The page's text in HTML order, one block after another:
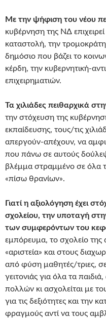
Με την ψήφιση του νέου
κυβέρνηση της ΝΔ
καταστολή, την
δημόσιο που βάζει το
κέρδη, την κυβερνητική-
επιχειρηματιών.
Τα χιλιάδες πειθαρχικά
την στόχευση της
εκπαίδευσης, τους/τις
απεργούν-απέχουν, να
που πάνω σε αυτούς
βλέμμα στραμμένο σε όλα
«πίσω θρανίων».
Γιατί η αξιολόγηση έχει
σχολείου, την υποταγή
των συμφερόντων του
εμπόρευμα, το σχολείο της
«αριστεία» και στους
από φύση μαθητές/τριες,
γειτονιάς για όλα τα
πολλών κι ασχολείται με
για τις δεξιότητες και την
φραγμούς αντί να τους